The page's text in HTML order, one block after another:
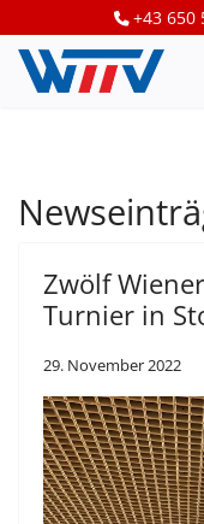
+43 650
Zwölf
Turnier in
29. November 2022